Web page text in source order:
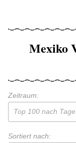
Mexiko
Zeitraum:
Top 100 nach Tage
Sortiert nach: